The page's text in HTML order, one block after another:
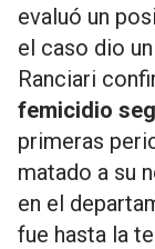
evaluó un
el caso dio
Ranciari
femicidio
primeras
matado a su
en el
fue hasta la